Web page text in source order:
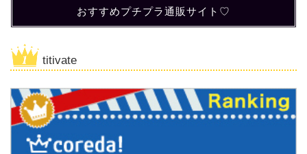
おすすめプチプラ通販サイト♡
titivate